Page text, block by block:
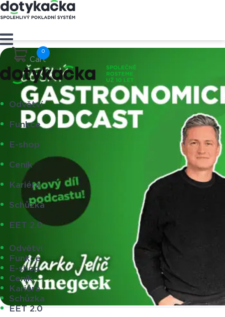
Cart
Odvětví
Funkce
E-shop
Ceník
Kariéra
Schůzka
EET 2.0
Odvětví
Funkce
E-shop
Ceník
Kariéra
Schůzka
EET 2.0